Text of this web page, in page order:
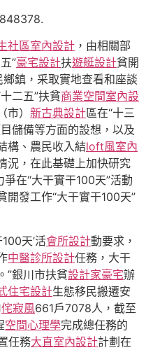
社區室內設計 ，由相關部
”豪宅設計扶遊艇設計貧開
鎮，采取實地查看和座談
二五”扶貧商業空間室內設
） 新古典設計區在“十三
儲備等方面的設想，以及
構、農民收入結loft風室內
況，在此基礎上加快研究
在“大干實干100天”活動
開發工作“大干實干100天”
天’活會所設計動要求，
中醫診所設計任務，大干
”銀川市扶貧設計家豪宅辦
住宅設計生態移民搬遷安
侘寂風661戶7078人，截至
空間心理學完成總任務的
任務大直室內設計計劃在